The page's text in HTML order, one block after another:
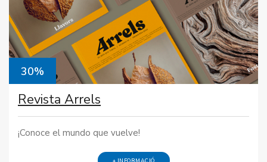
30%
Revista Arrels
¡Conoce el mundo que vuelve!